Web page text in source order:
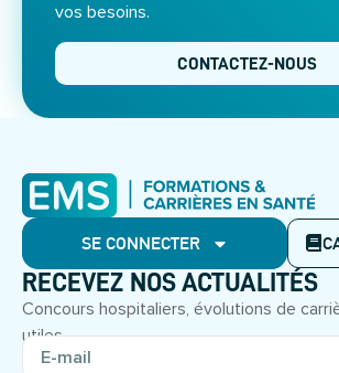
vos besoins.
CONTACTEZ-NOUS
SE CONNECTER
RECEVEZ NOS ACTUALITÉS
Concours hospitaliers, évolutions de
utiles.